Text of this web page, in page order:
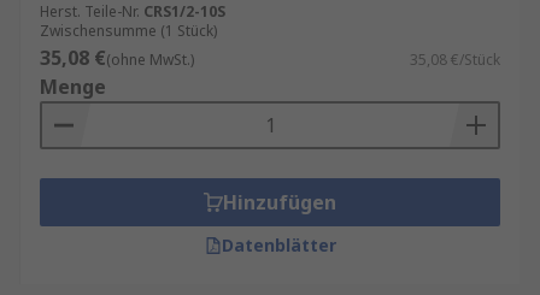
Herst. Teile-Nr. CRS1/2-10S
Zwischensumme (1 Stück)
35,08 €(ohne MwSt.) 35,08 €/Stück
Menge
Hinzufügen
Datenblätter